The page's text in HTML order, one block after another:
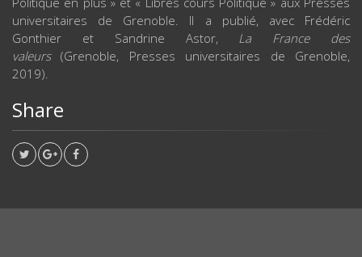
universitaires de Grenoble. Il a publié, avec Frédéric
Gonthier et Sandrine Astor, La France des
valeurs(Grenoble, Presses universitaires de Grenoble,
2019).
Share